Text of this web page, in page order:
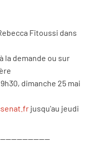
Fitoussi dans
la demande ou sur
dimanche 25 mai
jusqu'au jeudi